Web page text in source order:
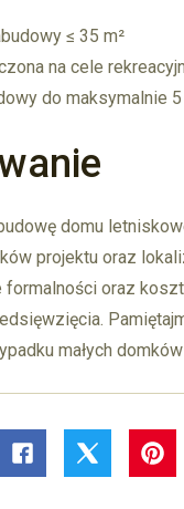
≤ 35 m²
na cele
do maksymalnie
domu
projektu oraz
oraz
małych